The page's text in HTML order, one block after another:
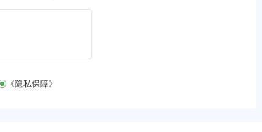
《隐私保障》